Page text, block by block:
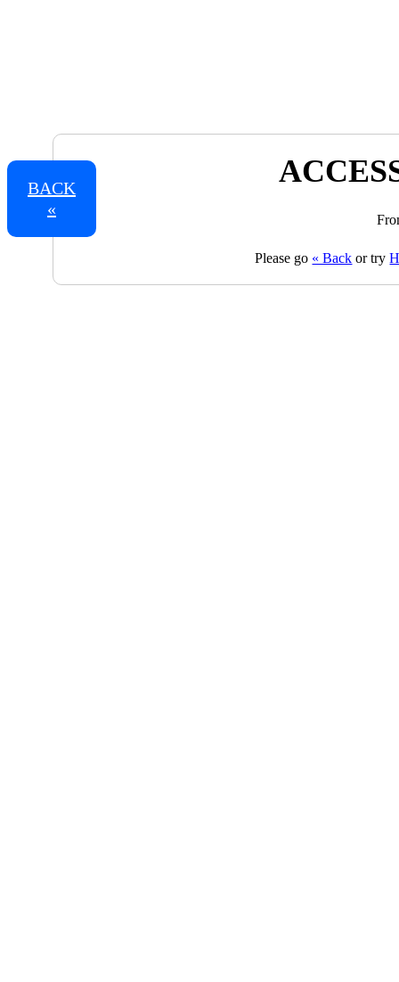
BACK
«
Please go « Back or try